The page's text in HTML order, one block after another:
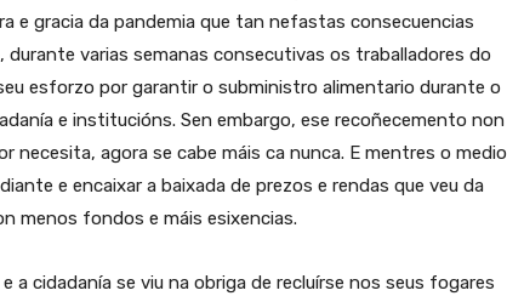
e gracia da pandemia que tan nefastas consecuencias
varias semanas consecutivas os traballadores do
esforzo por garantir o subministro alimentario durante o
e institucións. Sen embargo, ese recoñecemento non
necesita, agora se cabe máis ca nunca. E mentres o medio
e encaixar a baixada de prezos e rendas que veu da
menos fondos e máis esixencias.
a cidadanía se viu na obriga de recluírse nos seus fogares